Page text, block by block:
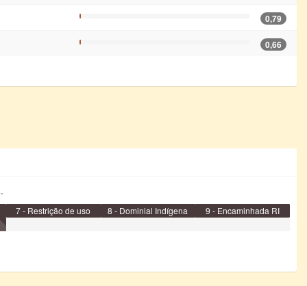
0,79
0,66
7 - Restrição de uso 8 - Dominial Indígena 9 - Encaminhada RI